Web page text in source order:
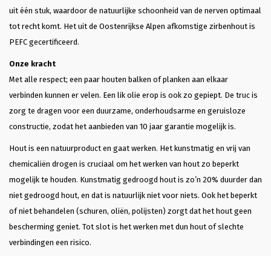
uit één stuk, waardoor de natuurlijke schoonheid van de nerven optimaal
tot recht komt. Het uit de Oostenrijkse Alpen afkomstige zirbenhout is
PEFC gecertificeerd.
Onze kracht
Met alle respect; een paar houten balken of planken aan elkaar
verbinden kunnen er velen. Een lik olie erop is ook zo gepiept. De truc is
zorg te dragen voor een duurzame, onderhoudsarme en geruisloze
constructie, zodat het aanbieden van 10 jaar garantie mogelijk is.
Hout is een natuurproduct en gaat werken. Het kunstmatig en vrij van
chemicaliën drogen is cruciaal om het werken van hout zo beperkt
mogelijk te houden. Kunstmatig gedroogd hout is zo’n 20% duurder dan
niet gedroogd hout, en dat is natuurlijk niet voor niets. Ook het beperkt
of niet behandelen (schuren, oliën, polijsten) zorgt dat het hout geen
bescherming geniet. Tot slot is het werken met dun hout of slechte
verbindingen een risico.